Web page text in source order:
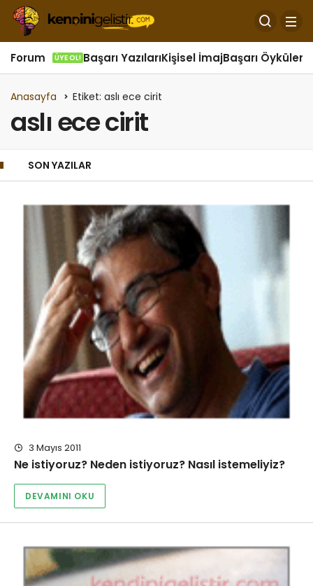
Forum ÜYE OL! Başarı YazılarıKişisel İmajBaşarı Öyküleri
Anasayfa Etiket: aslı ece cirit
aslı ece cirit
SON YAZILAR
3 Mayıs 2011
Ne istiyoruz? Neden istiyoruz? Nasıl istemeliyiz?
DEVAMINI OKU